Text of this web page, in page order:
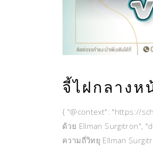
จี้ไฝกลางห
{ "@context": "https://
ด้วย Ellman Surgitron",
ความถี่วิทยุ Ellman